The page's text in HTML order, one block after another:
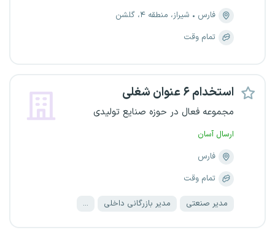
فارس
شیراز، منطقه ۴، گلشن
تمام وقت
استخدام ۶ عنوان شغلی
مجموعه فعال در حوزه صنایع تولیدی
ارسال آسان
فارس
تمام وقت
مدیر صنعتی مدیر بازرگانی داخلی ...